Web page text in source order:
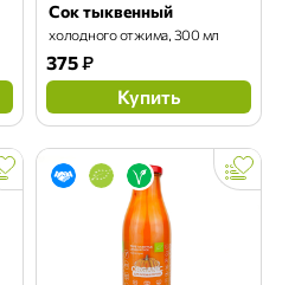
Сок тыквенный
холодного отжима, 300 мл
375₽
Купить